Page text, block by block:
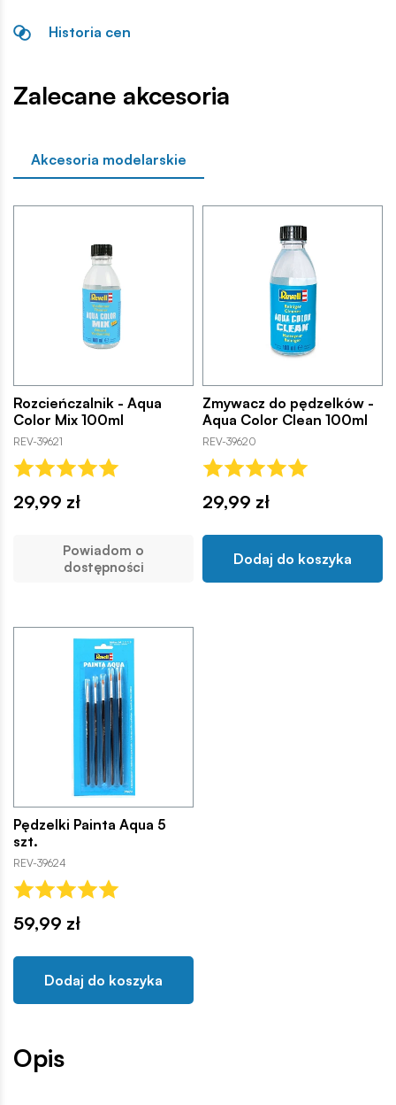
Historia cen
Zalecane akcesoria
Akcesoria modelarskie
Rozcieńczalnik - Aqua
Color Mix 100ml
REV-39621
29,99 zł
Powiadom o
dostępności
Zmywacz do pędzelków -
Aqua Color Clean 100ml
REV-39620
29,99 zł
Dodaj do koszyka
Pędzelki Painta Aqua 5
szt.
REV-39624
59,99 zł
Dodaj do koszyka
Opis